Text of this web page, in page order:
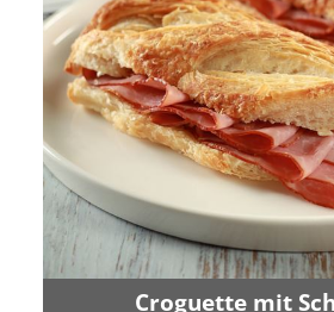
Croguette mit